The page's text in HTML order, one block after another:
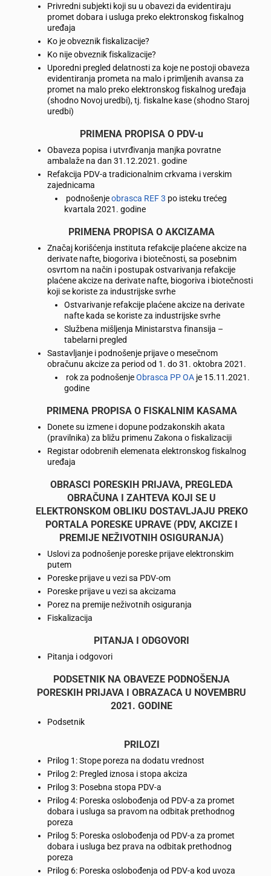
Privredni subjekti koji su u obavezi da evidentiraju
promet dobara i usluga preko elektronskog fiskalnog
uređaja
Ko je obveznik fiskalizacije?
Ko nije obveznik fiskalizacije?
Uporedni pregled delatnosti za koje ne postoji obaveza
evidentiranja prometa na malo i primljenih avansa za
promet na malo preko elektronskog fiskalnog uređaja
(shodno Novoj uredbi), tj. fiskalne kase (shodno Staroj
uredbi)
PRIMENA PROPISA O PDV-u
Obaveza popisa i utvrđivanja manjka povratne
ambalaže na dan 31.12.2021. godine
Refakcija PDV-a tradicionalnim crkvama i verskim
zajednicama
podnošenjeobrasca REF 3 po isteku trećeg
kvartala 2021. godine
PRIMENA PROPISA O AKCIZAMA
Značaj korišćenja instituta refakcije plaćene akcize na
derivate nafte, biogoriva i biotečnosti, sa posebnim
osvrtom na način i postupak ostvarivanja refakcije
plaćene akcize na derivate nafte, biogoriva i biotečnosti
koji se koriste za industrijske svrhe
Ostvarivanje refakcije plaćene akcize na derivate
nafte kada se koriste za industrijske svrhe
Službena mišljenja Ministarstva finansija –
tabelarni pregled
Sastavljanje i podnošenje prijave o mesečnom
obračunu akcize za period od 1. do 31. oktobra 2021.
rok za podnošenjeObrasca PP OA je 15.11.2021.
godine
PRIMENA PROPISA O FISKALNIM KASAMA
Donete su izmene i dopune podzakonskih akata
(pravilnika) za bližu primenu Zakona o fiskalizaciji
Registar odobrenih elemenata elektronskog fiskalnog
uređaja
OBRASCI PORESKIH PRIJAVA, PREGLEDA
OBRAČUNA I ZAHTEVA KOJI SE U
ELEKTRONSKOM OBLIKU DOSTAVLJAJU PREKO
PORTALA PORESKE UPRAVE (PDV, AKCIZE I
PREMIJE NEŽIVOTNIH OSIGURANJA)
Uslovi za podnošenje poreske prijave elektronskim
putem
Poreske prijave u vezi sa PDV-om
Poreske prijave u vezi sa akcizama
Porez na premije neživotnih osiguranja
Fiskalizacija
PITANJA I ODGOVORI
Pitanja i odgovori
PODSETNIK NA OBAVEZE PODNOŠENJA
PORESKIH PRIJAVA I OBRAZACA U NOVEMBRU
2021. GODINE
Podsetnik
PRILOZI
Prilog 1: Stope poreza na dodatu vrednost
Prilog 2: Pregled iznosa i stopa akciza
Prilog 3: Posebna stopa PDV-a
Prilog 4: Poreska oslobođenja od PDV-a za promet
dobara i usluga sa pravom na odbitak prethodnog
poreza
Prilog 5: Poreska oslobođenja od PDV-a za promet
dobara i usluga bez prava na odbitak prethodnog
poreza
Prilog 6: Poreska oslobođenja od PDV-a kod uvoza